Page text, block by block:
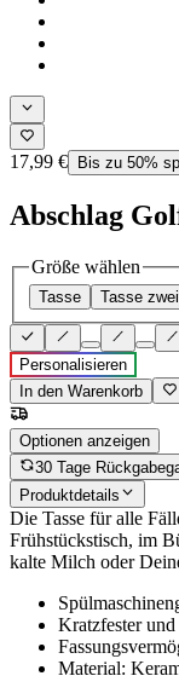
17,99 € Bis zu 50%
Abschlag
Größe wählen
Tasse Tasse
Personalisieren
In den Warenkorb
Optionen anzeigen
30 Tage
Produktdetails
Die Tasse für alle
Frühstückstisch, im
kalte Milch oder
Kratzfester
Material: